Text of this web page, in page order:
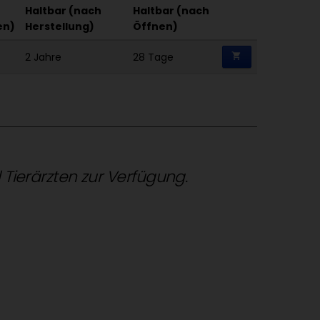
Haltbar (nach
Herstellung)
Haltbar (nach
Öffnen)
2 Jahre 28 Tage shopping_cart
zur Verfügung.